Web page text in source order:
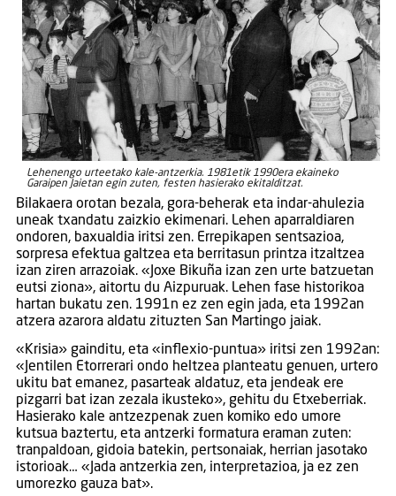
Lehenengo urteetako kale-antzerkia. 1981etik 1990era ekaineko
Garaipen Jaietan egin zuten, festen hasierako ekitalditzat.
Bilakaera orotan bezala, gora-beherak eta indar-ahulezia
uneak txandatu zaizkio ekimenari. Lehen aparraldiaren
ondoren, baxualdia iritsi zen. Errepikapen sentsazioa,
sorpresa efektua galtzea eta berritasun printza itzaltzea
izan ziren arrazoiak. «Joxe Bikuña izan zen urte batzuetan
eutsi ziona», aitortu du Aizpuruak. Lehen fase historikoa
hartan bukatu zen. 1991n ez zen egin jada, eta 1992an
atzera azarora aldatu zituzten San Martingo jaiak.
«Krisia» gainditu, eta «inflexio-puntua» iritsi zen 1992an:
«Jentilen Etorrerari ondo heltzea planteatu genuen, urtero
ukitu bat emanez, pasarteak aldatuz, eta jendeak ere
pizgarri bat izan zezala ikusteko», gehitu du Etxeberriak.
Hasierako kale antzezpenak zuen komiko edo umore
kutsua baztertu, eta antzerki formatura eraman zuten:
tranpaldoan, gidoia batekin, pertsonaiak, herrian jasotako
istorioak… «Jada antzerkia zen, interpretazioa, ja ez zen
umorezko gauza bat».